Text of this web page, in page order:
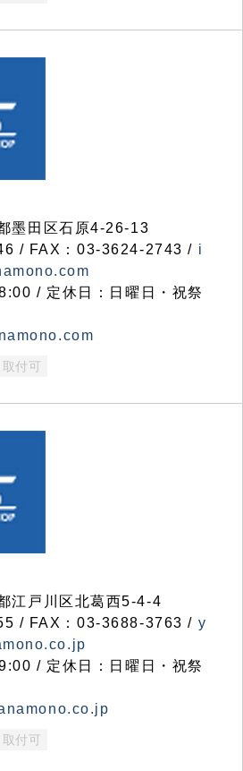
墨田区石原4-26-13
/ FAX：03-3624-2743 / i
/ 定休日：日曜日・祝祭
付可
戸川区北葛西5-4-4
/ FAX：03-3688-3763 / y
/ 定休日：日曜日・祝祭
付可